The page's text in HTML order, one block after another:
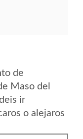
de
Maso del
ir
o alejaros